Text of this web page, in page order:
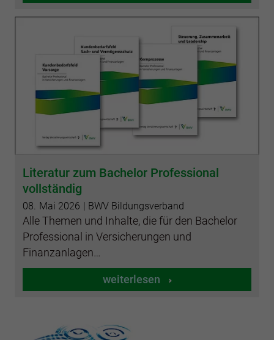
Literatur zum Bachelor Professional
vollständig
08. Mai 2026 | BWV Bildungsverband
Alle Themen und Inhalte, die für den Bachelor
Professional in Versicherungen und
Finanzanlagen…
weiterlesen